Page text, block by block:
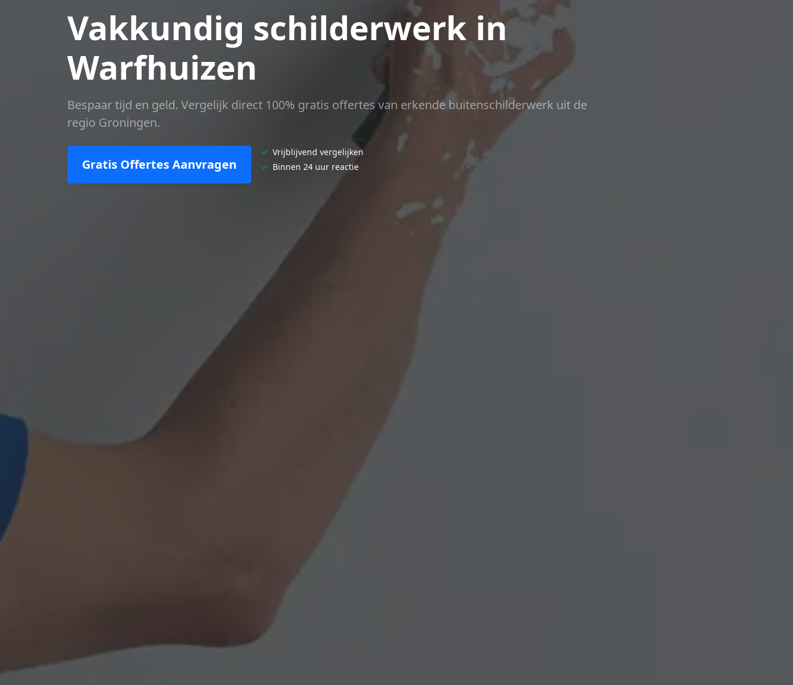
Vakkundig schilderwerk in
Warfhuizen
Bespaar tijd en geld. Vergelijk direct 100% gratis offertes van erkende buitenschilderwerk uit de
regio Groningen.
Gratis Offertes Aanvragen
✓ Vrijblijvend vergelijken
✓ Binnen 24 uur reactie